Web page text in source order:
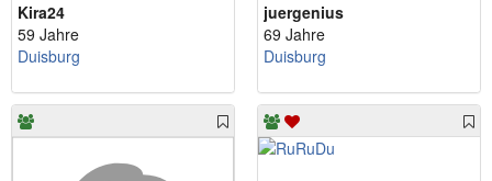
Kira24
59 Jahre
Duisburg
juergenius
69 Jahre
Duisburg